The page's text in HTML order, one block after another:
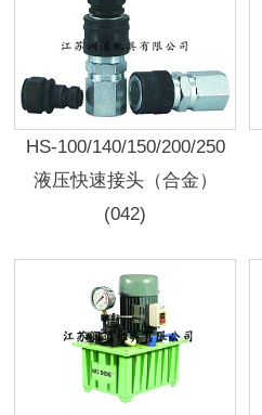
HS-100/140/150/200/250
液压快速接头（合金）
(042)